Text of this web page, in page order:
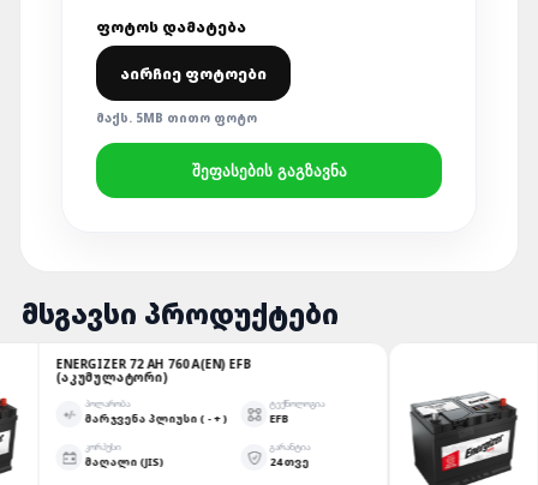
ᲤᲝᲢᲝᲡ ᲓᲐᲛᲐᲢᲔᲑᲐ
ᲐᲘᲠᲩᲘᲔ ᲤᲝᲢᲝᲔᲑᲘ
ᲛᲐᲥᲡ. 5MB ᲗᲘᲗᲝ ᲤᲝᲢᲝ
ᲨᲔᲤᲐᲡᲔᲑᲘᲡ ᲒᲐᲒᲖᲐᲕᲜᲐ
ᲛᲡᲒᲐᲕᲡᲘ ᲞᲠᲝᲓᲣᲥᲢᲔᲑᲘ
ENERGIZER 72 AH 760 A(EN) EFB
(ᲐᲙᲣᲛᲣᲚᲐᲢᲝᲠᲘ)
ᲞᲝᲚᲐᲠᲝᲑᲐ
ᲛᲐᲠᲯᲕᲔᲜᲐ ᲞᲚᲘᲣᲡᲘ ( - + )
ᲢᲔᲥᲜᲝᲚᲝᲒᲘᲐ
EFB
ᲙᲝᲠᲞᲣᲡᲘ
ᲛᲐᲦᲐᲚᲘ (JIS)
ᲒᲐᲠᲐᲜᲢᲘᲐ
24 ᲗᲕᲔ